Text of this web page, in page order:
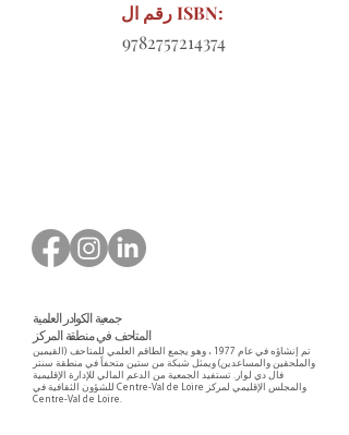
رقم ال ISBN:
9782757214374
جمعية الكوادر العلمية
تم إنشاؤه في عام 1977 ، وهو يجمع الطاقم العلمي للمتاحف (القيمين
والملحقين والمساعدين) ويمثل شبكة من ستين متحفاً في منطقة سنتر
فال دي لوار. تستفيد الجمعية من الدعم المالي للإدارة الإقليمية
للشؤون الثقافية في Centre-Val de Loire والمجلس الإقليمي لمركز
Centre-Val de Loire.